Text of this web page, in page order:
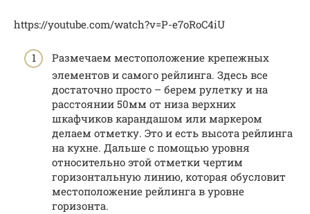
https://youtube.com/watch?v=P-e7oRoC4iU
Размечаем местоположение крепежных
элементов и самого рейлинга. Здесь все
достаточно просто – берем рулетку и на
расстоянии 50мм от низа верхних
шкафчиков карандашом или маркером
делаем отметку. Это и есть высота рейлинга
на кухне. Дальше с помощью уровня
относительно этой отметки чертим
горизонтальную линию, которая обусловит
местоположение рейлинга в уровне
горизонта.